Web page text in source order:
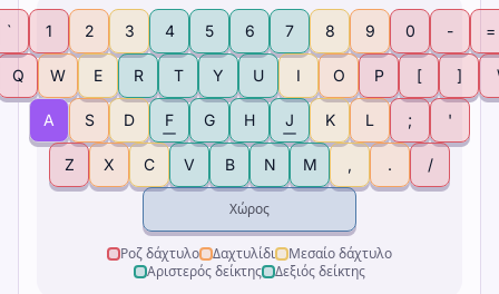
` 1 2 3 4 5 6 7 8 9 0 - =
Q W E R T Y U I O P [ ]
A S D F G H J K L ; '
Z X C V B N M , . /
Χώρος
Ροζ δάχτυλο Δαχτυλίδι
Μεσαίο δάχτυλο
Αριστερός δείκτης
Δεξιός δείκτης